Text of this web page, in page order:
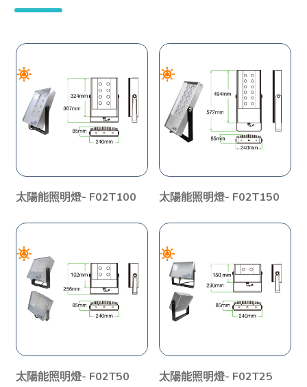
太陽能照明燈- F02T100 太陽能照明燈- F02T150
太陽能照明燈- F02T50 太陽能照明燈- F02T25